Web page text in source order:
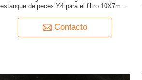
estanque de peces Y4 para el filtro 10X7m m
Contacto